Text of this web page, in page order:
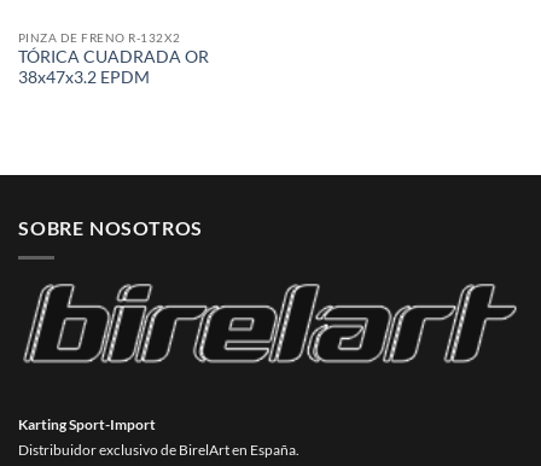
PINZA DE FRENO R-132X2
TÓRICA CUADRADA OR
38x47x3.2 EPDM
SOBRE NOSOTROS
Karting Sport-Import
Distribuidor exclusivo de BirelArt en España.